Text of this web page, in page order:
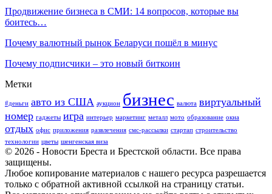
Продвижение бизнеса в СМИ: 14 вопросов, которые вы
боитесь…
Почему валютный рынок Беларуси пошёл в минус
Почему подписчики – это новый биткоин
Метки
#деньги авто из США аукцион бизнес валюта виртуальный
номер гаджеты игра интерьер маркетинг металл мото образование окна
отдых офис приложения развлечения смс-рассылки стартап строительство
технологии цветы шенгенская виза
© 2026 - Новости Бреста и Брестской области. Все права
защищены.
Любое копирование материалов с нашего ресурса разрешается
только с обратной активной ссылкой на страницу статьи.